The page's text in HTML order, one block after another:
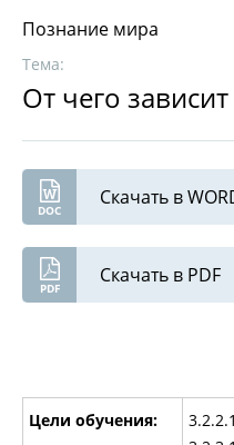
Познание мира
Тема:
От чего
Скачать в
Скачать в PDF
Цели обучения: